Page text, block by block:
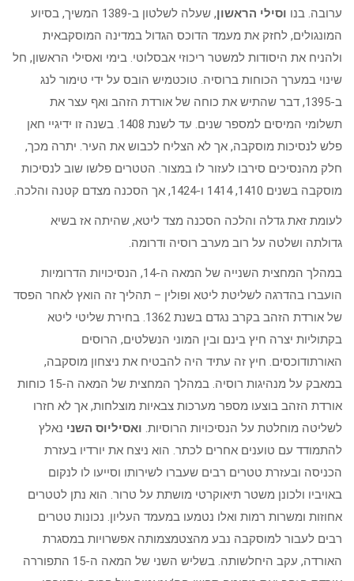
ערובה. בנו וסילי הראשון
, שעלה לשלטון ב-1389 המשיך, בסיוע
המונגולים, לחזק את מעמד הדוכס הגדול במדינה המוסקבאית
ולהניח את היסודות למשטר ריכוזי אבסלוטי. בימי ואסילי הראשון, חל
שינוי במערך הכוחות ברוסיה. טוכטמיש הובס על ידי טימור לנג
ב-1395, דבר שהתיש את כוחה של אורדת הזהב ואף עצר את
תשלומי המיסים למספר שנים. עד לשנת 1408. בשנה זו ידיגיי חאן
פלש לנסיכות מוסקבה, אך לא הצליח לכבוש את העיר. יתרה מכך,
חלק מהנסיכים סירבו לעזור לו במצור. הטטרים פלשו שוב לנסיכות
מוסקבה בשנים 1410, 1414 ו-1424, אך הסכנה מצדם קטנה והלכה.
לעומת זאת גדלה והלכה הסכנה מצד ליטא, שהיתה אז בשיא
גדולתה ושלטה על רוב מערב רוסיה ודרומה.
במהלך המחצית השנייה של המאה ה-14, הנסיכויות הדרומיות
הועברו בהדרגה לשליטת ליטא ופולין – תהליך זה הואץ לאחר הפסד
של אורדת הזהב בקרב נגדם בשנת 1362. בחירת שליטי ליטא
בקתוליות יצרה חיץ בינם ובין המוני הנשלטים, הרוסים
האורתודוכסים. חיץ זה עתיד היה להבטיח את ניצחון מוסקבה,
במאבק על מנהיגות רוסיה. במהלך המחצית של המאה ה-15 כוחות
אורדת הזהב בוצעו מספר מערכות צבאיות מוצלחות, אך לא חזרו
לשליטה מוחלטת על הנסיכויות הרוסיות. ואסיליוס השני נאלץ
להתמודד עם טוענים אחרים לכתר. הוא ניצח את יורדיו בעזרת
הכניסה ובעזרת טטרים רבים שעברו לשירותו וסייעו לו לנקום
באויביו ולכונן משטר תיאוקרטי מושתת על טרור. הוא נתן לטטרים
אחוזות ומשרות רמות ואלו נטמעו במעמד העליון. נכונות טטרים
רבים לעבור למוסקבה נבע מהצטמצמותה אפשרויות במסגרת
האורדה, עקב היחלשותה. בשליש השני של המאה ה-15 התפוררה